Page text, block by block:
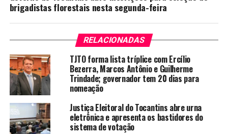
brigadistas florestais nesta segunda-feira
RELACIONADAS
TJTO forma lista tríplice com Ercílio
Bezerra, Marcos Antônio e Guilherme
Trindade; governador tem 20 dias para
nomeação
Justiça Eleitoral do Tocantins abre urna
eletrônica e apresenta os bastidores do
sistema de votação